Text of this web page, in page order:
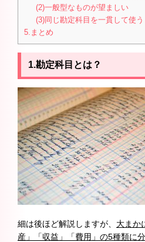
(2)一般型なものが望ましい
(3)同じ勘定科目を一貫して使う
5.まとめ
1.勘定科目とは？
細は後ほど解説しますが、 大まか
産」「収益」「費用」の5種類に